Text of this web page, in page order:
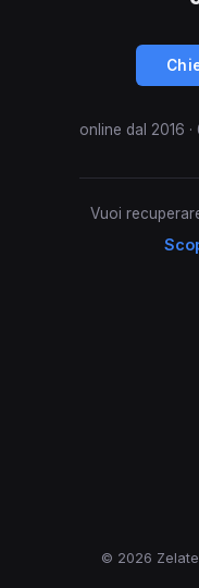
online dal 2016
Vuoi
© 2026